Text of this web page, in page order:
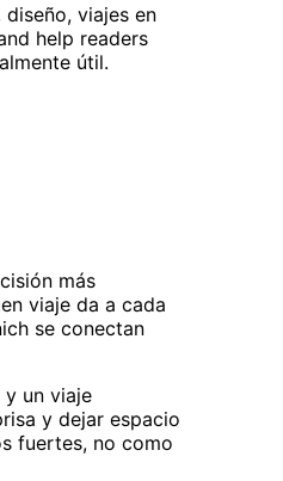
viajes en
help readers
útil.
más
viaje da a cada
se conectan
un viaje
y dejar espacio
fuertes, no como